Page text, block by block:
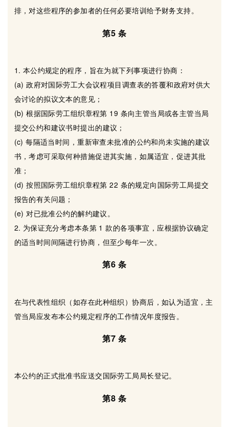
排，对这些程序的参加者的任何必要培训给予财务支持。
第5 条
1. 本公约规定的程序，旨在为就下列事项进行协商：
(a) 政府对国际劳工大会议程项目调查表的答覆和政府对供大
会讨论的拟议文本的意见；
(b) 根据国际劳工组织章程第 19 条向主管当局或各主管当局
提交公约和建议书时提出的建议；
(c) 每隔适当时间，重新审查未批准的公约和尚未实施的建议
书，考虑可采取何种措施促进其实施，如属适宜，促进其批
准；
(d) 按照国际劳工组织章程第 22 条的规定向国际劳工局提交
报告的有关问题；
(e) 对已批准公约的解约建议。
2. 为保证充分考虑本条第 1 款的各项事宜，应根据协议确定
的适当时间间隔进行协商，但至少每年一次。
第6 条
在与代表性组织（如存在此种组织）协商后，如认为适宜，主
管当局应发布本公约规定程序的工作情况年度报告。
第7 条
本公约的正式批准书应送交国际劳工局局长登记。
第8 条